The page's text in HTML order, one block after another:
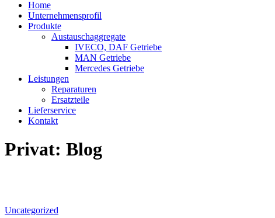
Home
Unternehmensprofil
Produkte
Austauschaggregate
IVECO, DAF Getriebe
MAN Getriebe
Mercedes Getriebe
Leistungen
Reparaturen
Ersatzteile
Lieferservice
Kontakt
Privat: Blog
Uncategorized